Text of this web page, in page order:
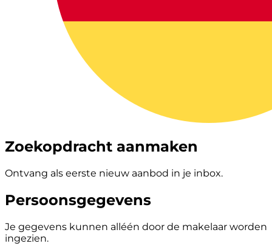
Zoekopdracht aanmaken
Ontvang als eerste nieuw aanbod in je inbox.
Persoonsgegevens
Je gegevens kunnen alléén door de makelaar worden
ingezien.